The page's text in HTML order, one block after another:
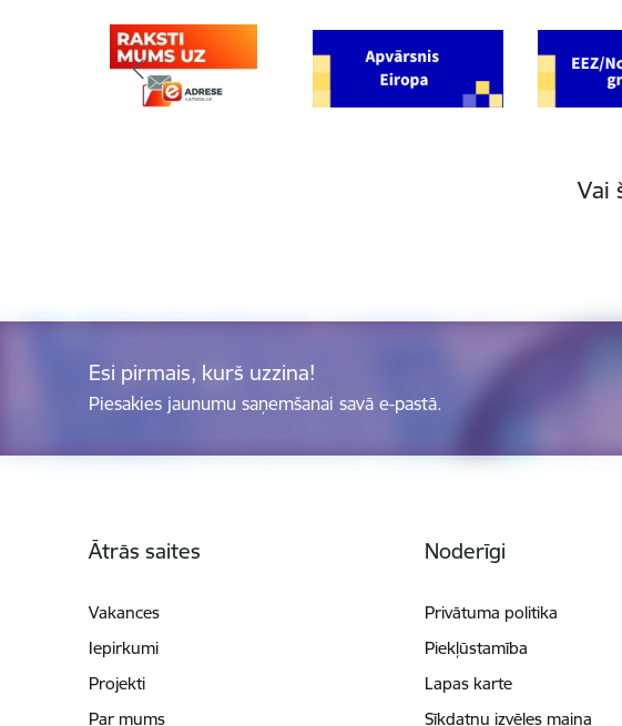
Vai
Esi pirmais, kurš uzzina!
Piesakies jaunumu saņemšanai savā e-pastā.
Ātrās saites
Vakances
Iepirkumi
Projekti
Par mums
Noderīgi
Privātuma politika
Piekļūstamība
Lapas karte
Sīkdatņu izvēles maiņa